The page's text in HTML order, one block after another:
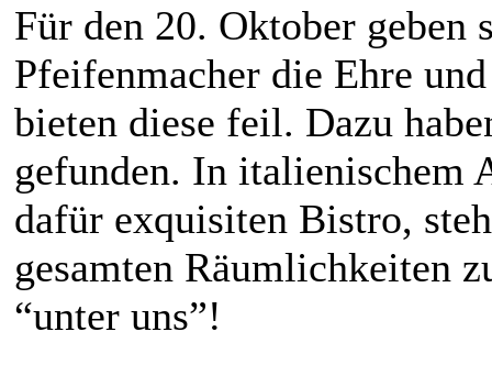
Für den 20. Oktober geben
Pfeifenmacher die Ehre
bieten diese feil. Dazu
gefunden. In italienischem
dafür exquisiten Bistro,
gesamten Räumlichkeiten
“unter uns”!